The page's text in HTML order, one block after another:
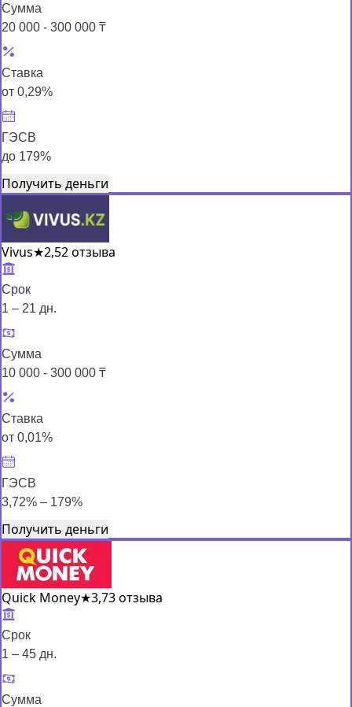
Сумма
20 000 - 300 000 ₸
Ставка
от 0,29%
ГЭСВ
до 179%
Получить деньги
Vivus★2,52 отзыва
Срок
1 – 21 дн.
Сумма
10 000 - 300 000 ₸
Ставка
от 0,01%
ГЭСВ
3,72% – 179%
Получить деньги
Quick Money★3,73 отзыва
Срок
1 – 45 дн.
Сумма